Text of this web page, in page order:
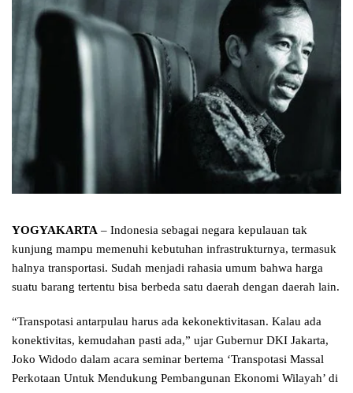
YOGYAKARTA – Indonesia sebagai negara kepulauan tak
kunjung mampu memenuhi kebutuhan infrastrukturnya, termasuk
halnya transportasi. Sudah menjadi rahasia umum bahwa harga
suatu barang tertentu bisa berbeda satu daerah dengan daerah lain.
“Transpotasi antarpulau harus ada kekonektivitasan. Kalau ada
konektivitas, kemudahan pasti ada,” ujar Gubernur DKI Jakarta,
Joko Widodo dalam acara seminar bertema ‘Transpotasi Massal
Perkotaan Untuk Mendukung Pembangunan Ekonomi Wilayah’ di